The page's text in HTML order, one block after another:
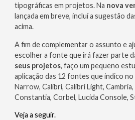
tipográficas em projetos. Na nova
lançada em breve, incluí a sugestão
acima.
A fim de complementar o assunto e
escolher a fonte que irá fazer parte
seus projetos , faço um pequeno
aplicação das 12 fontes que indico
Narrow, Calibri, Calibri Light, Cambria,
Constantia, Corbel, Lucida Console,
Veja a seguir.